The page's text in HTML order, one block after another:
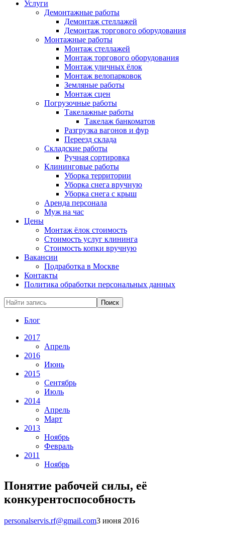
Услуги
Демонтажные работы
Демонтаж стеллажей
Демонтаж торгового оборудования
Монтажные работы
Монтаж стеллажей
Монтаж торгового оборудования
Монтаж уличных ёлок
Монтаж велопарковок
Земляные работы
Монтаж сцен
Погрузочные работы
Такелажные работы
Такелаж банкоматов
Разгрузка вагонов и фур
Переезд склада
Складские работы
Ручная сортировка
Клининговые работы
Уборка территории
Уборка снега вручную
Уборка снега с крыш
Аренда персонала
Муж на час
Цены
Монтаж ёлок стоимость
Стоимость услуг клининга
Стоимость копки вручную
Вакансии
Подработка в Москве
Контакты
Политика обработки персональных данных
Блог
2017
Апрель
2016
Июнь
2015
Сентябрь
Июль
2014
Апрель
Март
2013
Ноябрь
Февраль
2011
Ноябрь
Понятие рабочей силы, её
конкурентоспособность
personalservis.rf@gmail.com3 июня 2016